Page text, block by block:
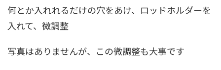
何とか入れれるだけの穴をあけ、ロッドホルダーを
入れて、微調整
写真はありませんが、この微調整も大事です